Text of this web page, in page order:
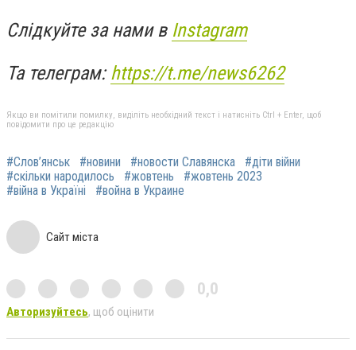
Слідкуйте за нами в Instagram
Та телеграм: https://t.me/news6262
Якщо ви помітили помилку, виділіть необхідний текст і натисніть Ctrl + Enter, щоб
повідомити про це редакцію
#Слов’янськ #новини #новости Славянска
#діти війни
#скільки народилось
#жовтень
#жовтень 2023
#війна в Україні
#война в Украине
Сайт міста
0,0
Авторизуйтесь, щоб оцінити